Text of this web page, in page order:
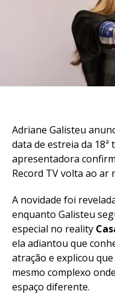
Adriane Galisteu
data de estreia da 18ª
apresentadora
Record TV volta ao ar
A novidade foi
enquanto Galisteu
especial no reality
ela adiantou que
atração e explicou
mesmo complexo
espaço diferente.